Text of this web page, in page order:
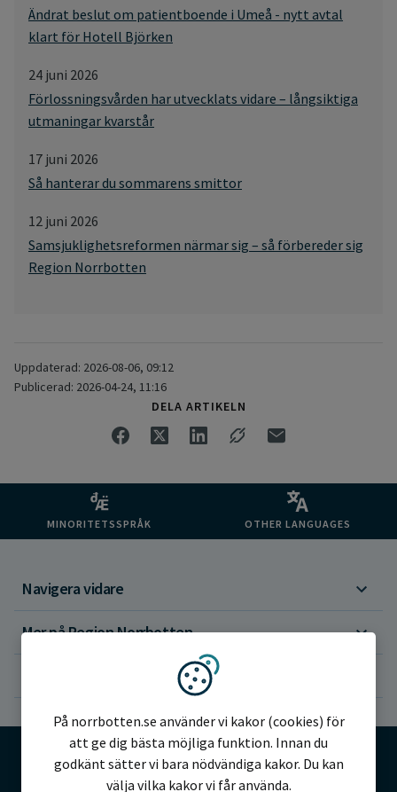
Ändrat beslut om patientboende i Umeå - nytt avtal
klart för Hotell Björken
24 juni 2026
Förlossningsvården har utvecklats vidare – långsiktiga
utmaningar kvarstår
17 juni 2026
Så hanterar du sommarens smittor
12 juni 2026
Samsjuklighetsreformen närmar sig – så förbereder sig
Region Norrbotten
Uppdaterad: 2026-08-06, 09:12
Publicerad: 2026-04-24, 11:16
DELA ARTIKELN
MINORITETSSPRÅK OTHER LANGUAGES
Navigera vidare
Mer på Region Norrbotten
Vi använder kakor
På norrbotten.se använder vi kakor (cookies) för
att ge dig bästa möjliga funktion. Innan du
godkänt sätter vi bara nödvändiga kakor. Du kan
välja vilka kakor vi får använda.